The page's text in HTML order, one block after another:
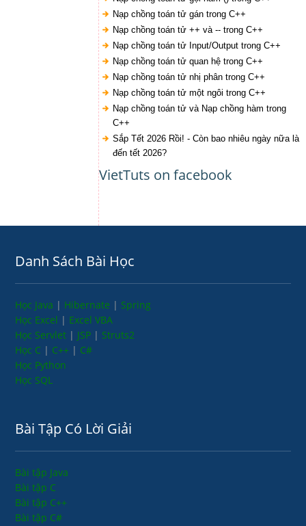
Nạp chồng toán tử gán trong C++
Nạp chồng toán tử ++ và -- trong C++
Nạp chồng toán tử Input/Output trong C++
Nạp chồng toán tử quan hệ trong C++
Nạp chồng toán tử nhị phân trong C++
Nạp chồng toán tử một ngôi trong C++
Nạp chồng toán tử và Nạp chồng hàm trong
C++
Sắp Tết 2026 Rồi! - Còn bao nhiêu ngày nữa là
đến tết 2026?
VietTuts on facebook
Danh Sách Bài Học
Học Java | Hibernate | Spring
Học Excel | Excel VBA
Học Servlet | JSP | Struts2
Học C | C++ | C#
Học Python
Học SQL
Bài Tập Có Lời Giải
Bài tập Java
Bài tập C
Bài tập C++
Bài tập C#